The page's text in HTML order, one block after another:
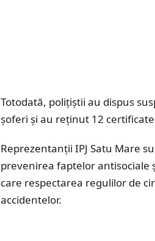
Totodată, polițiștii au dispus
șoferi și au reținut 12
Reprezentanții IPJ Satu Mare
prevenirea faptelor antisociale
care respectarea regulilor de
accidentelor.